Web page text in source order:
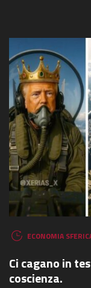
ECONOMIA
Ci cagano in
coscienza.